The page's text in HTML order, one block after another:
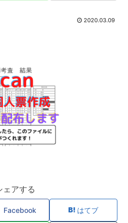
2020.03.09
ェアする
Facebook はてブ